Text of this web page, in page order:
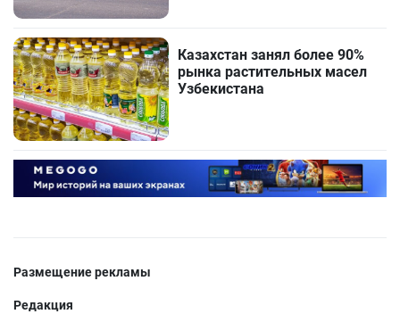
Казахстан занял более 90%
рынка растительных масел
Узбекистана
Размещение рекламы
Редакция